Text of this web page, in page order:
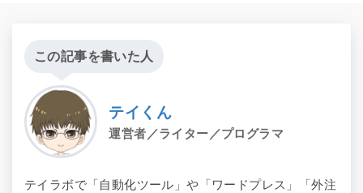
この記事を書いた人
テイくん
運営者／ライター／プログラマ
テイラボで「自動化ツール」や「ワードプレス」「外注